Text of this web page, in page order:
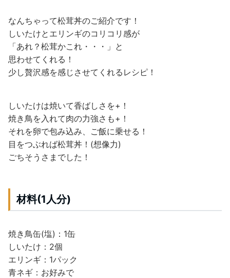
なんちゃって松茸丼のご紹介です！
しいたけとエリンギのコリコリ感が
「あれ？松茸かこれ・・・」と
思わせてくれる！
少し贅沢感を感じさせてくれるレシピ！
しいたけは焼いて香ばしさを+！
焼き鳥を入れて肉の力強さも+！
それを卵で包み込み、ご飯に乗せる！
目をつぶれば松茸丼！(想像力)
ごちそうさまでした！
材料(1人分)
焼き鳥缶(塩)：1缶
しいたけ：2個
エリンギ：1パック
青ネギ：お好みで